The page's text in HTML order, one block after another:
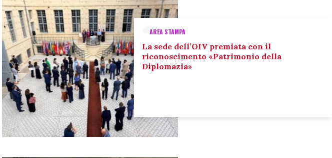
AREA STAMPA
La sede dell’OIV premiata con il
riconoscimento «Patrimonio della
Diplomazia»